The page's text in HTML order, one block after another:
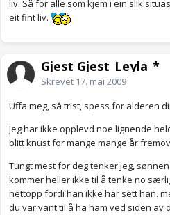
liv. Så for alle som kjem i ein slik
eit fint liv.
Gjest Gjest_Leyla_*
Skrevet 17. mai 2009
Uffa meg, så trist, spess for alderen
Jeg har ikke opplevd noe lignende
blitt knust for mange mange år
Tungt mest for deg tenker jeg,
kommer heller ikke til å tenke no
nettopp fordi han ikke har sett han.
du var vant til å ha ham ved siden av